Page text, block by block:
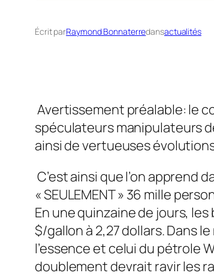
Écrit parRaymond Bonnaterredansactualités
Avertissement préalable: le
spéculateurs manipulateurs
ainsi de vertueuses
C’est ainsi que l’on apprend
« SEULEMENT » 36 mille
En une quinzaine de jours,
$/gallon à 2,27 dollars. Dans
l’essence et celui du pétrole
doublement devrait ravir les